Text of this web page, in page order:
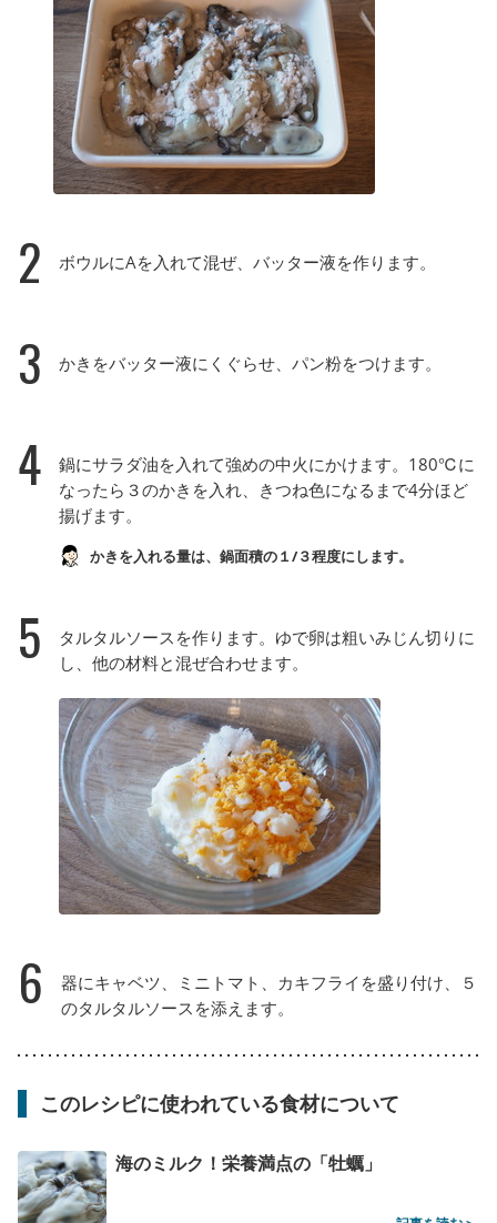
2 ボウルにAを入れて混ぜ、バッター液を作ります。
3 かきをバッター液にくぐらせ、パン粉をつけます。
4
鍋にサラダ油を入れて強めの中火にかけます。180℃に
なったら３のかきを入れ、きつね色になるまで4分ほど
揚げます。
かきを入れる量は、鍋面積の１/３程度にします。
5
タルタルソースを作ります。ゆで卵は粗いみじん切りに
し、他の材料と混ぜ合わせます。
6
器にキャベツ、ミニトマト、カキフライを盛り付け、５
のタルタルソースを添えます。
このレシピに使われている食材について
海のミルク！栄養満点の「牡蠣」